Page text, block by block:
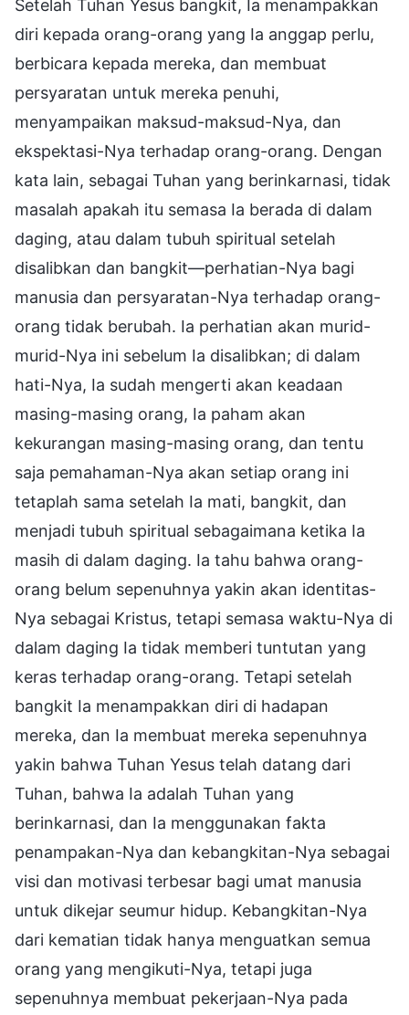
Setelah Tuhan Yesus bangkit, Ia menampakkan
diri kepada orang-orang yang Ia anggap perlu,
berbicara kepada mereka, dan membuat
persyaratan untuk mereka penuhi,
menyampaikan maksud-maksud-Nya, dan
ekspektasi-Nya terhadap orang-orang. Dengan
kata lain, sebagai Tuhan yang berinkarnasi, tidak
masalah apakah itu semasa Ia berada di dalam
daging, atau dalam tubuh spiritual setelah
disalibkan dan bangkit—perhatian-Nya bagi
manusia dan persyaratan-Nya terhadap orang-
orang tidak berubah. Ia perhatian akan murid-
murid-Nya ini sebelum Ia disalibkan; di dalam
hati-Nya, Ia sudah mengerti akan keadaan
masing-masing orang, Ia paham akan
kekurangan masing-masing orang, dan tentu
saja pemahaman-Nya akan setiap orang ini
tetaplah sama setelah Ia mati, bangkit, dan
menjadi tubuh spiritual sebagaimana ketika Ia
masih di dalam daging. Ia tahu bahwa orang-
orang belum sepenuhnya yakin akan identitas-
Nya sebagai Kristus, tetapi semasa waktu-Nya di
dalam daging Ia tidak memberi tuntutan yang
keras terhadap orang-orang. Tetapi setelah
bangkit Ia menampakkan diri di hadapan
mereka, dan Ia membuat mereka sepenuhnya
yakin bahwa Tuhan Yesus telah datang dari
Tuhan, bahwa Ia adalah Tuhan yang
berinkarnasi, dan Ia menggunakan fakta
penampakan-Nya dan kebangkitan-Nya sebagai
visi dan motivasi terbesar bagi umat manusia
untuk dikejar seumur hidup. Kebangkitan-Nya
dari kematian tidak hanya menguatkan semua
orang yang mengikuti-Nya, tetapi juga
sepenuhnya membuat pekerjaan-Nya pada